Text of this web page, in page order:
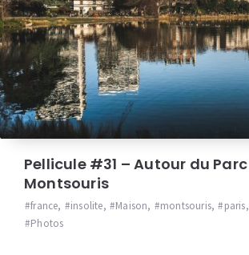
Pellicule #31 – Autour du Parc
Montsouris
france, insolite, Maison, montsouris, paris,
Photos